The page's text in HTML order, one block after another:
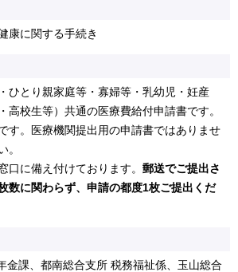
康に関する手続き
ひとり親家庭等・寡婦等・乳幼児・妊産
高校生等）共通の医療費給付申請書です。
す。医療機関提出用の申請書ではありませ
。
口に備え付けております。 郵送でご提出さ
数に関わらず、申請の都度1枚ご提出くだ
金課、都南総合支所 税務福祉係、玉山総合